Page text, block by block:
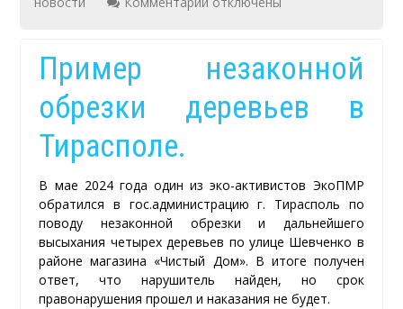
Тирасполя
без
деревьев
Пример незаконной
обрезки деревьев в
Тирасполе.
В мае 2024 года один из эко-активистов ЭкоПМР
обратился в гос.администрацию г. Тирасполь по
поводу незаконной обрезки и дальнейшего
высыхания четырех деревьев по улице Шевченко в
районе магазина «Чистый Дом». В итоге получен
ответ, что нарушитель найден, но срок
правонарушения прошел и наказания не будет.